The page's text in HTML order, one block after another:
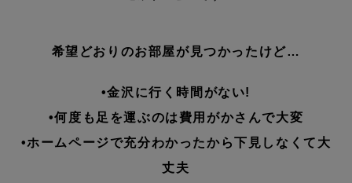
希望どおりのお部屋が見つかったけど…
•金沢に行く時間がない!
•何度も足を運ぶのは費用がかさんで大変
•ホームページで充分わかったから下見しなくて大
丈夫